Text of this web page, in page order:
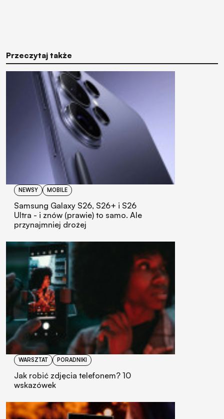
Przeczytaj także
NEWSY MOBILE
Samsung Galaxy S26, S26+ i S26
Ultra - i znów (prawie) to samo. Ale
przynajmniej drożej
WARSZTAT PORADNIKI
Jak robić zdjęcia telefonem? 10
wskazówek